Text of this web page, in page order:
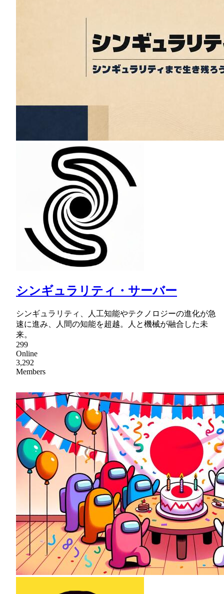
シンギュラリティ・サーバー
シンギュラリティ、人工知能やテクノロジーの進化が急
速に進み、人間の知能を超越。人と機械が融合した未
来。
299
Online
3,292
Members